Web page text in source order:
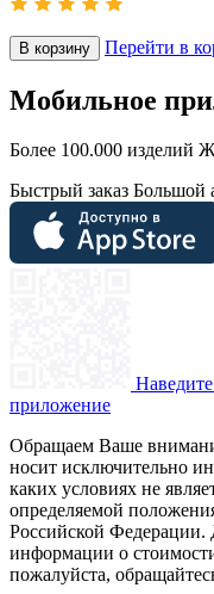
В корзину Перейти в
Мобильное
Более 100.000 изделий
Быстрый заказ Большой
приложение
Обращаем Ваше
носит исключительно
каких условиях не
определяемой
Российской Федерации.
информации о
пожалуйста,